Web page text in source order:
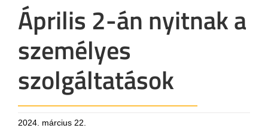
Április 2-án nyitnak a
személyes
szolgáltatások
2024. március 22.